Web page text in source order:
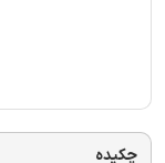
چکیده